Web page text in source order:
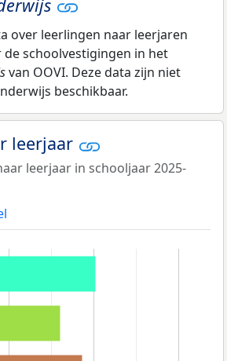
over leerlingen naar leerjaren
de schoolvestigingen in het
van OOVI. Deze data zijn niet
beschikbaar.
leerjaar
leerjaar in schooljaar 2025-